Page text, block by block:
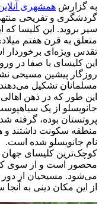
به گزارش همشهری
گردشگری و تفریحی
متعلق به قرن هفتم
تقدس ویژه‌ای برخوردار
این کلیسای با صفا در
روزگار پیشین مسیحی
مسلمانان تشکیل می‌دهند. این روستا
این طور که در ذهن
جانویسلو از یک
منطقه سکونت داشتند و
نام جانویسلو شده است.
کوچک‌ترین کلیسای جهان
محصور است و از سوی
می‌شود. مسیحیان از دور و
از این مکان دینی به